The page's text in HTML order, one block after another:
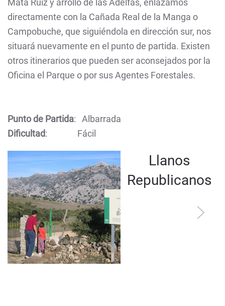
Mata Ruiz y arrollo de las Adelfas, enlazamos
directamente con la Cañada Real de la Manga o
Campobuche, que siguiéndola en dirección sur, nos
situará nuevamente en el punto de partida. Existen
otros itinerarios que pueden ser aconsejados por la
Oficina el Parque o por sus Agentes Forestales.
Punto de Partida: Albarrada
Dificultad: Fácil
Llanos
Republicanos